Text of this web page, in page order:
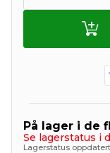
På lager i de
Se lagerstatus i
Lagerstatus